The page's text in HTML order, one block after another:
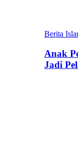
Berita
Anak
Jadi